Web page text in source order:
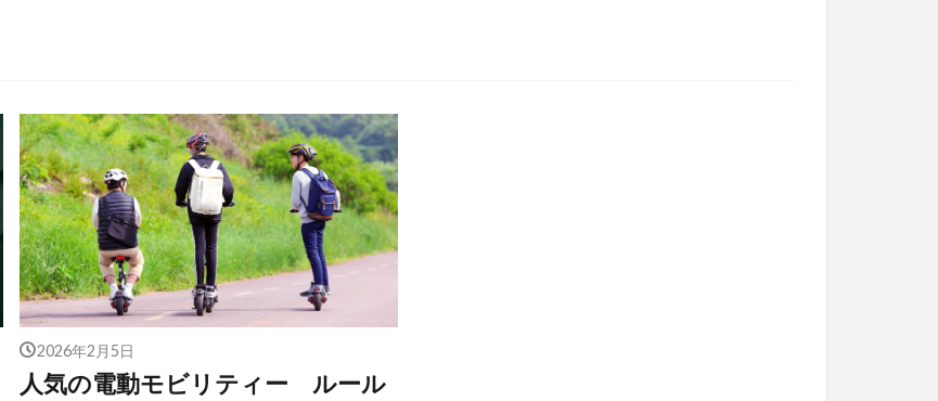
2026年2月5日
人気の電動モビリティー ルール